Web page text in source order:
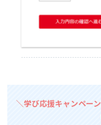
＼学び応援キャンペー